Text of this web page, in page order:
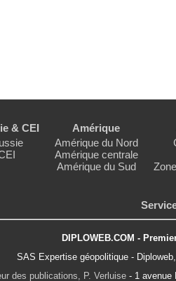
& CEI
Amérique
Amérique du Nord
Amérique centrale
Amérique du Sud
DIPLOWEB.COM -
SAS Expertise géopolitique -
des publications, P. Verluise - 1 avenue